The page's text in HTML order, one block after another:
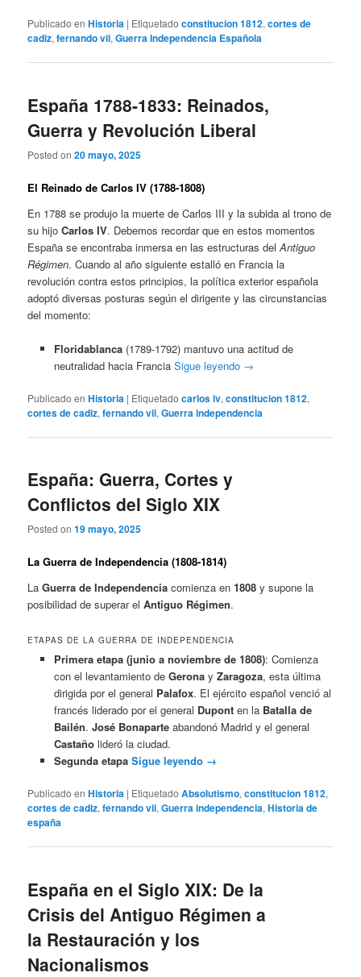
Publicado en Historia | Etiquetado constitucion 1812,cortes de
cadiz,fernando vii,Guerra Independencia Española
España 1788-1833: Reinados,
Guerra y Revolución Liberal
Posted on20 mayo, 2025
El Reinado de Carlos IV (1788-1808)
En 1788 se produjo la muerte de Carlos III y la subida al trono de
su hijoCarlos IV. Debemos recordar que en estos momentos
España se encontraba inmersa en las estructuras delAntiguo
Régimen. Cuando al año siguiente estalló en Francia la
revolución contra estos principios, la política exterior española
adoptó diversas posturas según el dirigente y las circunstancias
del momento:
Floridablanca(1789-1792) mantuvo una actitud de
neutralidad hacia Francia Sigue leyendo →
Publicado en Historia | Etiquetado carlos iv,constitucion 1812,
cortes de cadiz,fernando vii,Guerra independencia
España: Guerra, Cortes y
Conflictos del Siglo XIX
Posted on19 mayo, 2025
La Guerra de Independencia (1808-1814)
LaGuerra de Independencia comienza en1808 y supone la
posibilidad de superar elAntiguo Régimen.
ETAPAS DE LA GUERRA DE INDEPENDENCIA
Primera etapa (junio a noviembre de 1808): Comienza
con el levantamiento de Geronay Zaragoza, esta última
dirigida por el general Palafox. El ejército español venció al
francés liderado por el general Duponten la Batalla de
Bailén. José Bonaparteabandonó Madrid y el general
Castañolideró la ciudad.
Segunda etapa Sigue leyendo →
Publicado en Historia | Etiquetado Absolutismo,constitucion 1812,
cortes de cadiz,fernando vii,Guerra independencia,Historia de
españa
España en el Siglo XIX: De la
Crisis del Antiguo Régimen a
la Restauración y los
Nacionalismos